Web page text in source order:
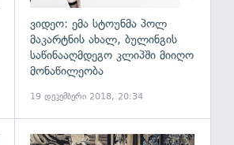
ვიდეო: ემა სტოუნმა პოლ
მაკარტნის ახალ, ბულინგის
საწინააღმდეგო კლიპში მიიღო
მონაწილეობა
19 დეკემბერი 2018, 20:34